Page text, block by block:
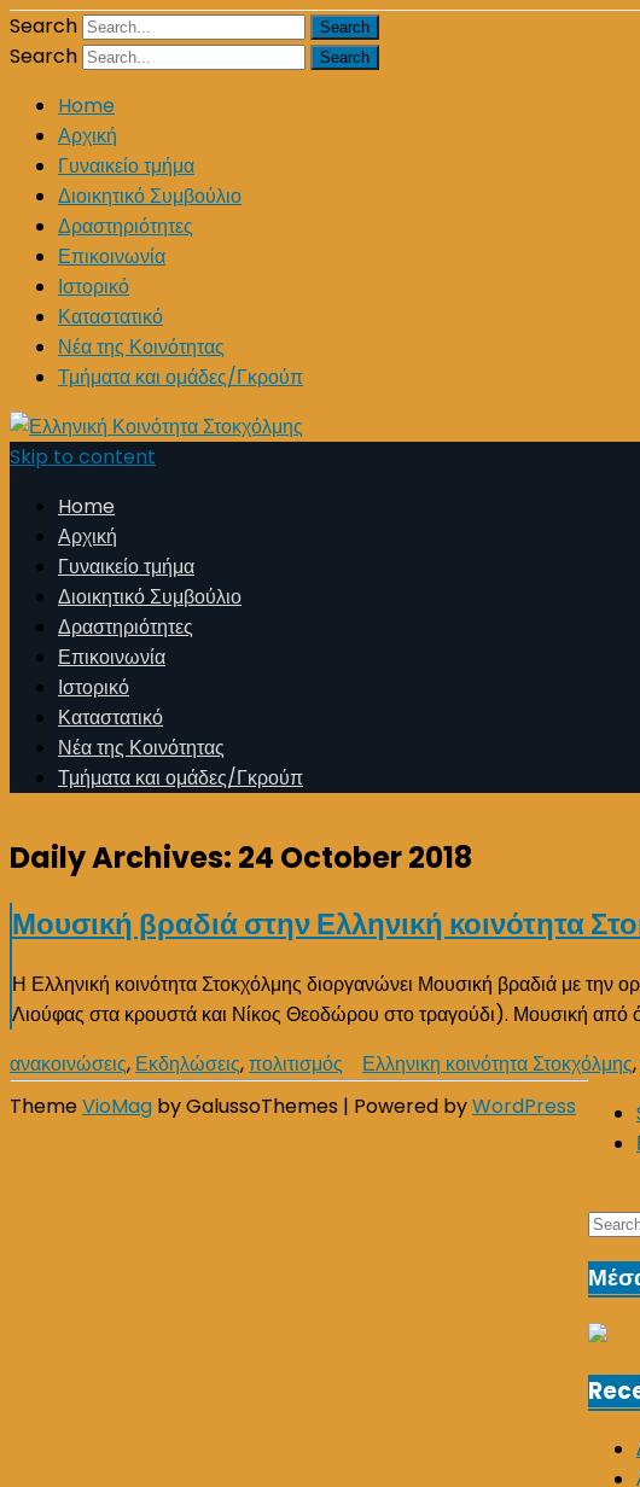
Search
Search
Home
Αρχική
Γυναικείο τμήμα
Διοικητικό Συμβούλιο
Δραστηριότητες
Επικοινωνία
Ιστορικό
Καταστατικό
Νέα της Κοινότητας
Τμήματα και ομάδες/Γκρούπ
Skip to content
Home
Αρχική
Γυναικείο τμήμα
Διοικητικό Συμβούλιο
Δραστηριότητες
Επικοινωνία
Ιστορικό
Καταστατικό
Νέα της Κοινότητας
Τμήματα και ομάδες/Γκρούπ
Daily Archives: 24 October 2018
Μουσική βραδιά στην Ελληνική κοινότητα
Η Ελληνική κοινότητα Στοκχόλμης διοργανώνει Μουσική βραδιά με
Λιούφας στα κρουστά και Νίκος Θεοδώρου στο τραγούδι). Μουσική από
ανακοινώσεις, Εκδηλώσεις,πολιτισμός Ελληνικη κοινότητα Στοκχόλμης,
ThemeVioMag by GalussoThemes | Powered byWordPress